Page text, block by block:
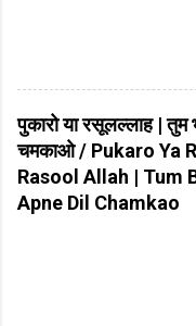
पुकारो या रसूलल्लाह |
चमकाओ / Pukaro Ya
Rasool Allah | Tum
Apne Dil Chamkao